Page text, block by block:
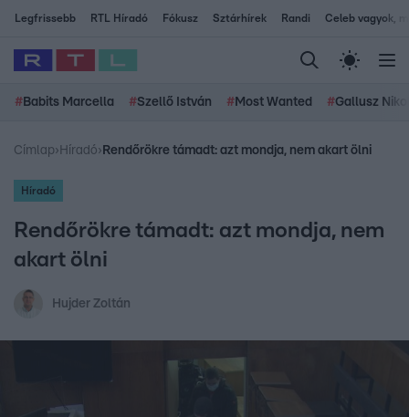
Legfrissebb RTL Híradó Fókusz Sztárhírek Randi Celeb vagyok,
# Babits Marcella #Szellő István # Most Wanted #Gallusz
Címlap› Híradó› Rendőrökre támadt: azt mondja, nem akart ölni
Híradó
Rendőrökre támadt: azt mondja, nem
akart ölni
Hujder Zoltán